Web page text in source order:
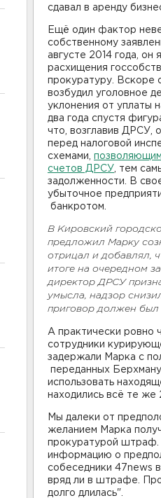
сдавал в аренду
Ещё один фактор
собственному
августе 2014 года,
расхищения
прокуратуру. Вскоре
возбудил уголовное
уклонения от уплаты
два года спустя
что, возглавив ДРСУ,
перед налоговой
схемами,
счетов ДРСУ , тем
задолженности. В
убыточное
банкротом.
В Кировский
предложил Марку
отрицал и добавлял,
итоге на очередном
директор ДРСУ
умысла, надзор
приговор должен был
А практически ровно
сотрудники
задержали Марка с
переданных
использовать
находились всё те же
Мы далеки от
желанием Марка
прокуратурой штраф.
информацию о
собеседники 47news
вряд ли в штрафе.
долго длилась".